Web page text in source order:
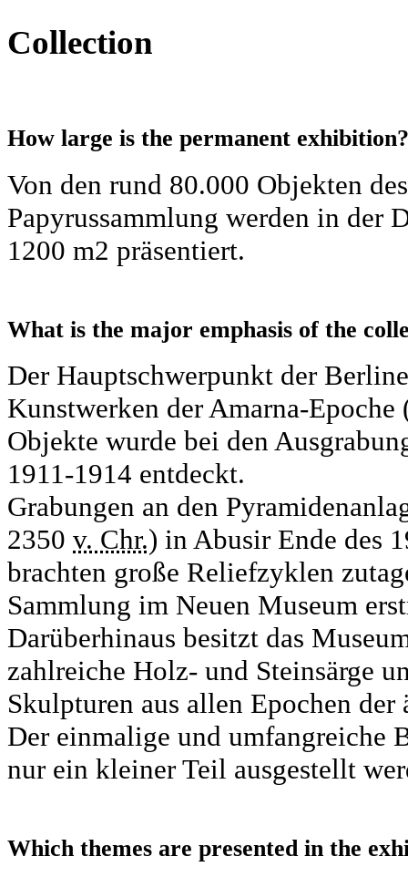
Collection
How large is the permanent exhibition?
Von den rund 80.000 Objekten
Papyrussammlung werden in der
1200 m2 präsentiert.
What is the major emphasis of the
Der Hauptschwerpunkt der
Kunstwerken der Amarna-
Objekte wurde bei den
1911-1914 entdeckt.
Grabungen an den
2350 v. Chr.) in Abusir Ende des
brachten große Reliefzyklen
Sammlung im Neuen Museum
Darüberhinaus besitzt das
zahlreiche Holz- und Steinsärge
Skulpturen aus allen Epochen
Der einmalige und umfangreiche
nur ein kleiner Teil ausgestellt
Which themes are presented in the